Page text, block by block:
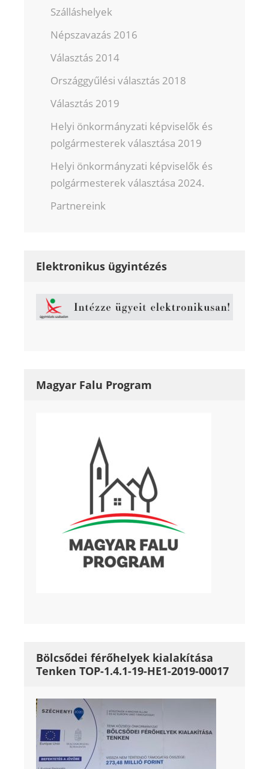
Szálláshelyek
Népszavazás 2016
Választás 2014
Országgyűlési választás 2018
Választás 2019
Helyi önkormányzati képviselők és
polgármesterek választása 2019
Helyi önkormányzati képviselők és
polgármesterek választása 2024.
Partnereink
Elektronikus ügyintézés
Magyar Falu Program
Bölcsődei férőhelyek kialakítása
Tenken TOP-1.4.1-19-HE1-2019-00017